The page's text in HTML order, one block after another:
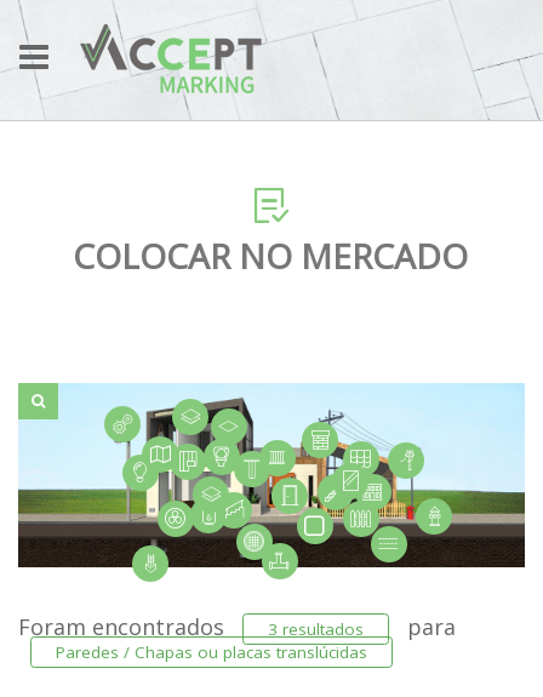
COLOCAR NO MERCADO
Foram encontrados 3 resultados para
Paredes / Chapas ou placas translúcidas